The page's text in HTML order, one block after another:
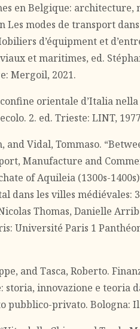
en Belgique: architecture,
Les modes de transport
d’équipment et
et maritimes, ed.
Mergoil, 2021.
confine orientale d’Italia
2. ed. Trieste: LINT,
and Vidal, Tommaso.
Manufacture and
of Aquileia (1300s-
dans les villes médiévales:
Thomas, Danielle
Université Paris 1
and Tasca, Roberto.
innovazione e teoria
pubblico-privato. Bologna: